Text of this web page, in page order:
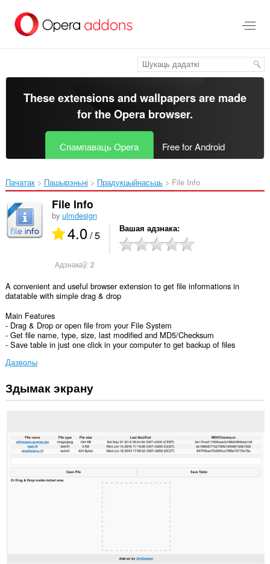
асноўнага
These extensions and wallpapers are made
for theOpera browser.
Спампаваць Opera Free for Android
Пачатак Пашырэньні Прадукцыйнасьць File Info‎
File Info
by ulmdesign
4.0/ 5 Вашая адзнака
Адзнакаў:2
A convenient and useful browser extension to get file informations in
datatable with simple drag & drop
Main Features
- Drag & Drop or open file from your File System
- Get file name, type, size, last modified and MD5/Checksum
- Save table in just one click in your computer to get backup of files
Дазволы
Гэта
пашырэнне
вашых
дадзеных
вэб-
Здымак экрану